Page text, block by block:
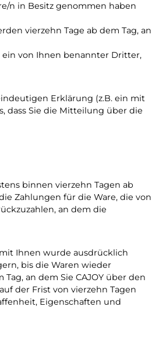
n in Besitz genommen haben
vierzehn Tage ab dem Tag, an
ein von Ihnen benannter Dritter,
Erklärung (z.B. ein mit
dass Sie die Mitteilung über die
binnen vierzehn Tagen ab
Zahlungen für die Ware, die von
an dem die
Ihnen wurde ausdrücklich
bis die Waren wieder
an dem Sie CAJOY über den
der Frist von vierzehn Tagen
Eigenschaften und